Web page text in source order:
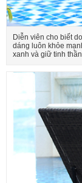
Diễn viên cho biết
dáng luôn khỏe
xanh và giữ tinh